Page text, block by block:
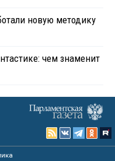
новую методику
чем знаменит